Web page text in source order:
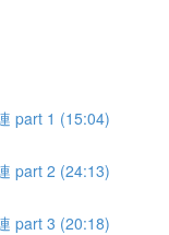
part 1 (15:04)
part 2 (24:13)
part 3 (20:18)